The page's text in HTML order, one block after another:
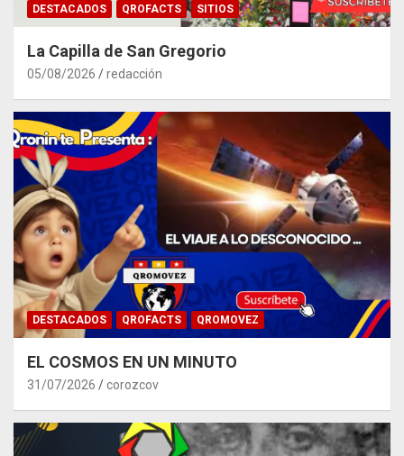
DESTACADOS QROFACTS SITIOS
La Capilla de San Gregorio
05/08/2026 redacción
DESTACADOS QROFACTS QROMOVEZ
EL COSMOS EN UN MINUTO
31/07/2026 corozcov